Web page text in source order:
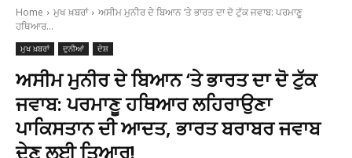
Home ਮੁਖ ਖ਼ਬਰਾਂ
ਅਸੀਮ ਮੁਨੀਰ ਦੇ ਬਿਆਨ ‘ਤੇ ਭਾਰਤ ਦਾ ਦੋ ਟੁੱਕ ਜਵਾਬ: ਪਰਮਾਣੂ
ਹਥਿਆਰ...
ਮੁਖ ਖ਼ਬਰਾਂ ਦੁਨੀਆਂ ਦੇਸ਼
ਅਸੀਮ ਮੁਨੀਰ ਦੇ ਬਿਆਨ ‘ਤੇ ਭਾਰਤ ਦਾ ਦੋ ਟੁੱਕ
ਜਵਾਬ: ਪਰਮਾਣੂ ਹਥਿਆਰ ਲਹਿਰਾਉਣਾ
ਪਾਕਿਸਤਾਨ ਦੀ ਆਦਤ, ਭਾਰਤ ਬਰਾਬਰ ਜਵਾਬ
ਦੇਣ ਲਈ ਤਿਆਰ!